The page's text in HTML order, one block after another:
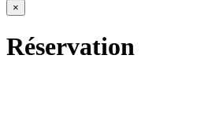
×
Réservation